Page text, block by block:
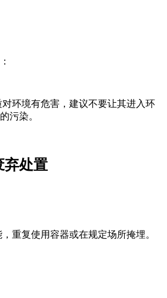
环境有危害，建议不要让其进入环
污染。
弃处置
重复使用容器或在规定场所掩埋。